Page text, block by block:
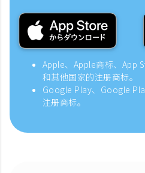
Apple、Apple商标、App
和其他国家的注册商标。
Google Play、Google
注册商标。